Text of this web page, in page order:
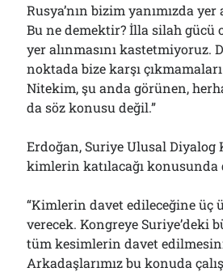
Rusya’nın bizim yanımızda
Bu ne demektir? İlla silah gücü
yer alınmasını kastetmiyoruz.
noktada bize karşı
Nitekim, şu anda görünen,
da söz konusu değil.”
Erdoğan, Suriye Ulusal Diyalog
kimlerin katılacağı konusunda
“Kimlerin davet edileceğine üç
verecek. Kongreye Suriye’deki
tüm kesimlerin davet
Arkadaşlarımız bu konuda